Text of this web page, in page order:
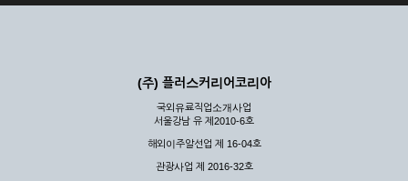
(주) 플러스커리어코리아
국외유료직업소개사업
서울강남 유 제2010-6호
해외이주알선업 제 16-04호
관광사업 제 2016-32호